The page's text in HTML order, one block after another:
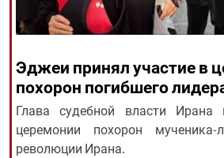
All rights reserved for NourNews
Copyright © 2021 www.nournews.ir
Эджеи принял участие в
похорон погибшего
Глава судебной власти Ирана
церемонии похорон мученика-
революции Ирана.